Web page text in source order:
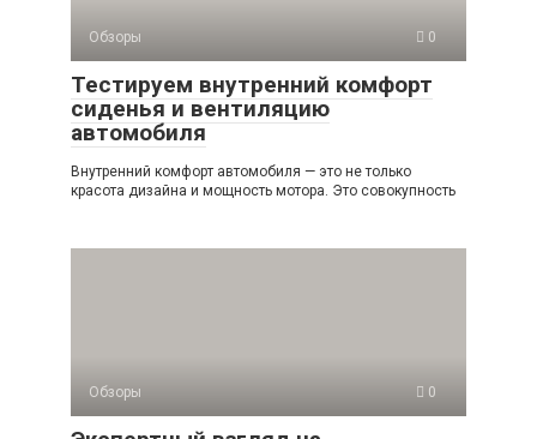
Обзоры 0
Тестируем внутренний комфорт
сиденья и вентиляцию
автомобиля
Внутренний комфорт автомобиля — это не только
красота дизайна и мощность мотора. Это совокупность
Обзоры 0